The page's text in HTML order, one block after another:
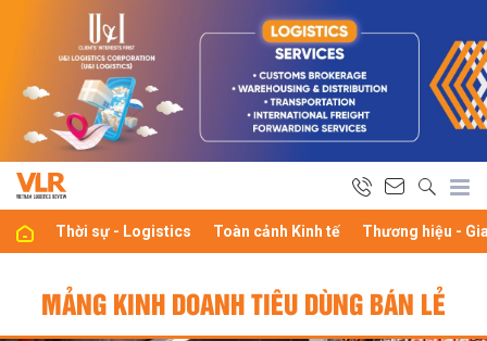
Thời sự - Logistics Toàn cảnh Kinh tế Thương hiệu -
MẢNG KINH DOANH TIÊU DÙNG BÁN LẺ